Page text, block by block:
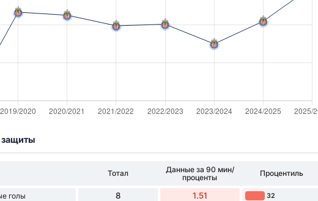
защиты
Тотал
Данные за 90 мин/
проценты
Процентиль
голы 8 1.51 32